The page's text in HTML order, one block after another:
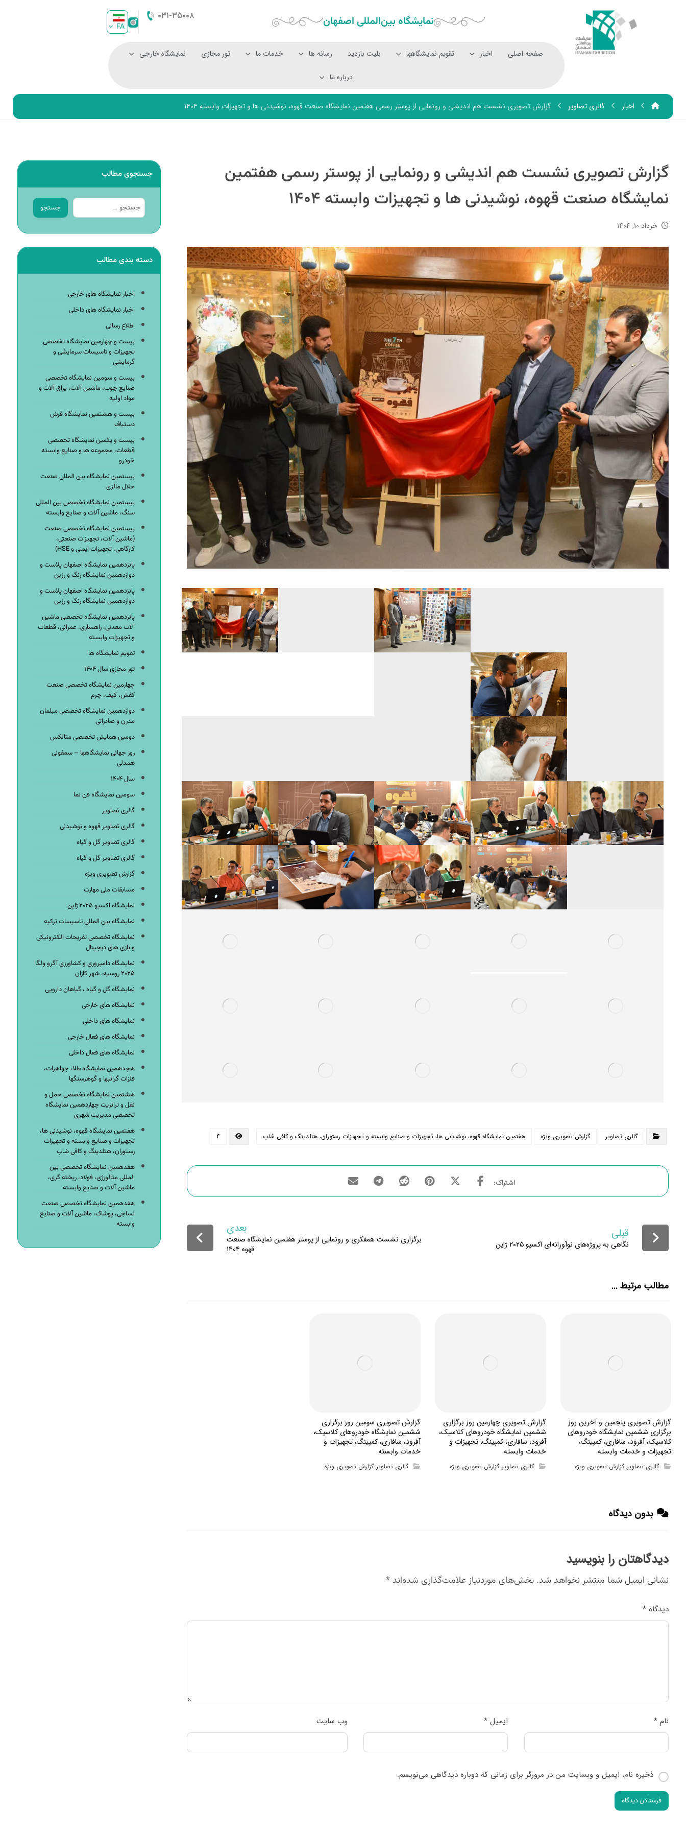
نمایشگاه بین‌المللی‌ اصفهان ۰۳۱-۳۵۰۰۸
FA
صفحه اصلی اخبار تقویم نمایشگاهها بلیت بازدید رسانه ها خدمات ما تور مجازی نمایشگاه خارجی
درباره ما
اخبار گالری تصاویر گزارش تصویری نشست هم اندیشی و رونمایی از پوستر رسمی هفتمین نمایشگاه صنعت قهوه، نوشیدنی ها و تجهیزات وابسته ۱۴۰۴
گزارش تصویری نشست هم اندیشی و رونمایی از پوستر رسمی هفتمین
نمایشگاه صنعت قهوه، نوشیدنی ها و تجهیزات وابسته ۱۴۰۴
خرداد ۱۰, ۱۴۰۴
گالری تصاویر گزارش تصویری ویژه هفتمین نمایشگاه قهوه، نوشیدنی ها، تجهیزات و صنایع وابسته و تجهیزات رستوران، هتلدینگ و کافی شاپ ۴
قبلی
نگاهی به پروژه‌های نوآورانه‌ای اکسپو ۲۰۲۵ ژاپن
بعدی
برگزاری نشست همفکری و رونمایی از پوستر هفتمین نمایشگاه صنعت
قهوه ۱۴۰۴
مطالب مرتبط ...
گزارش تصویری پنجمین و آخرین روز
برگزاری ششمین نمایشگاه خودروهای
کلاسیک، آفرود، سافاری، کمپینگ،
تجهیزات و خدمات وابسته
گالری تصاویر,گزارش تصویری ویژه
گزارش تصویری چهارمین روز برگزاری
ششمین نمایشگاه خودروهای کلاسیک،
آفرود، سافاری، کمپینگ، تجهیزات و
خدمات وابسته
گالری تصاویر,گزارش تصویری ویژه
گزارش تصویری سومین روز برگزاری
ششمین نمایشگاه خودروهای کلاسیک،
آفرود، سافاری، کمپینگ، تجهیزات و
خدمات وابسته
گالری تصاویر,گزارش تصویری ویژه
بدون دیدگاه
دیدگاهتان را بنویسید
نشانی ایمیل شما منتشر نخواهد شد. بخش‌های موردنیاز علامت‌گذاری شده‌اند *
دیدگاه *
نام * ایمیل * وب‌ سایت
ذخیره نام، ایمیل و وبسایت من در مرورگر برای زمانی که دوباره دیدگاهی می‌نویسم.
فرستادن دیدگاه
جستجوی مطالب
جستجو
دسته بندی مطالب
اخبار نمایشگاه های خارجی
اخبار نمایشگاه های داخلی
اطلاع رسانی
بیست و چهارمین نمایشگاه تخصصی
تجهیزات و تاسیسات سرمایشی و
گرمایشی
بیست و سومین نمایشگاه تخصصی
صنایع چوب، ماشین آلات، یراق آلات و
مواد اولیه
بیست و هشتمین نمایشگاه فرش
دستباف
بیست و یکمین نمایشگاه تخصصی
قطعات، مجموعه ها و صنایع وابسته
خودرو
بیستمین نمایشگاه بین المللی صنعت
حلال مالزی.
بیستمین نمایشگاه تخصصی بین المللی
سنگ، ماشین آلات و صنایع وابسته
بیستمین نمایشگاه تخصصی صنعت
(ماشین آلات، تجهیزات صنعتی،
کارگاهی، تجهیزات ایمنی و HSE)
پانزدهمین نمایشگاه اصفهان پلاست و
دوازدهمین نمایشگاه رنگ و رزین
پانزدهمین نمایشگاه اصفهان پلاست و
دوازدهمین نمایشگاه رنگ و رزین
پانزدهمین نمایشگاه تخصصی ماشین
آلات معدنی، راهسازی، عمرانی، قطعات
و تجهیزات وابسته
تقویم نمایشگاه ها
تور مجازی سال ۱۴۰۴
چهارمین نمایشگاه تخصصی صنعت
کفش، کیف، چرم
دوازدهمین نمایشگاه تخصصی مبلمان
مدرن و صادراتی
دومین همایش تخصصی متالکس
روز جهانی نمایشگاهها – سمفونی
همدلی
سال ۱۴۰۴
سومین نمایشگاه فن نما
گالری تصاویر
گالری تصاویر قهوه و نوشیدنی
گالری تصاویر گل و گیاه
گالری تصاویر گل و گیاه
گزارش تصویری ویژه
مسابقات ملی مهارت
نمایشگاه اکسپو ۲۰۲۵ ژاپن
نمایشگاه بین المللی تاسیسات ترکیه
نمایشگاه تخصصی تفریحات الکترونیکی
و بازی های دیجیتال
نمایشگاه دامپروری و کشاورزی آگرو ولگا
۲۰۲۵ روسیه، شهر کازان
نمایشگاه گل و گیاه ، گیاهان دارویی
نمایشگاه های خارجی
نمایشگاه های داخلی
نمایشگاه های فعال خارجی
نمایشگاه های فعال داخلی
هجدهمین نمایشگاه طلا، جواهرات،
فلزات گرانبها و گوهرسنگها
هشتمین نمایشگاه تخصصی حمل و
نقل و ترانزیت چهاردهمین نمایشگاه
تخصصی مدیریت شهری
هفتمین نمایشگاه قهوه، نوشیدنی ها،
تجهیزات و صنایع وابسته و تجهیزات
رستوران، هتلدینگ و کافی شاپ
هفدهمین نمایشگاه تخصصی بین
المللی متالورژی، فولاد، ریخته گری،
ماشین آلات و صنایع وابسته
هفدهمین نمایشگاه تخصصی صنعت
نساجی، پوشاک، ماشین آلات و صنایع
وابسته